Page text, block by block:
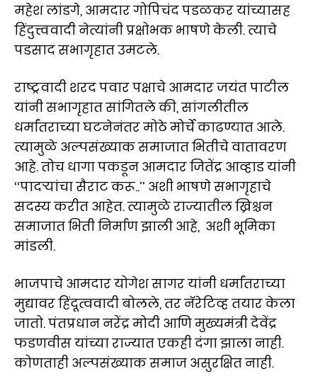
महेश लांडगे, आमदार गोपिचंद पडळकर यांच्यासह
हिंदुत्त्ववादी नेत्यांनी प्रक्षोभक भाषणे केली. त्याचे
पडसाद सभागृहात उमटले.
राष्ट्रवादी शरद पवार पक्षाचे आमदार जयंत पाटील
यांनी सभागृहात सांगितले की, सांगलीतील
धर्मांतराच्या घटनेनंतर मोठे मोर्चे काढण्यात आले.
त्यामुळे अल्पसंख्याक समाजात भितीचे वातावरण
आहे. तोच धागा पकडून आमदार जितेंद्र आव्हाड यांनी
‘‘पादऱ्यांचा सैराट करू..’’ अशी भाषणे सभागृहाचे
सदस्य करीत आहेत. त्यामुळे राज्यातील ख्रिश्चन
समाजात भिती निर्माण झाली आहे, अशी भूमिका
मांडली.
भाजपाचे आमदार योगेश सागर यांनी धर्मांतराच्या
मुद्यावर हिंदूत्ववादी बोलले, तर नॅरेटिव्ह तयार केला
जातो. पंतप्रधान नरेंद्र मोदी आणि मुख्यमंत्री देवेंद्र
फडणवीस यांच्या राज्यात एकही दंगा झाला नाही.
कोणताही अल्पसंख्याक समाज असुरक्षित नाही.